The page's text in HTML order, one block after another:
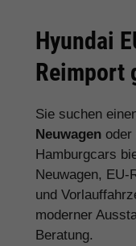
Hyundai
Reimport
Sie suchen
Neuwagen oder
Hamburgcars
Neuwagen, EU-
und
moderner
Beratung.